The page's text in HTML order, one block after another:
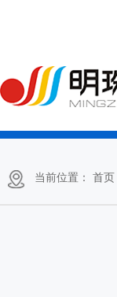
当前位置： 首页